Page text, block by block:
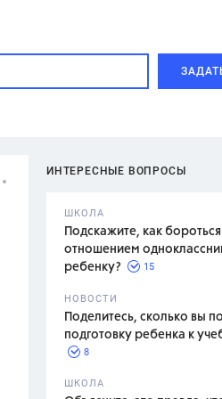
ИНТЕРЕСНЫЕ ВОПРОСЫ
ШКОЛА
Подскажите, как
отношением
ребенку?
15
НОВОСТИ
Поделитесь, сколько вы
подготовку ребенка к
8
ШКОЛА